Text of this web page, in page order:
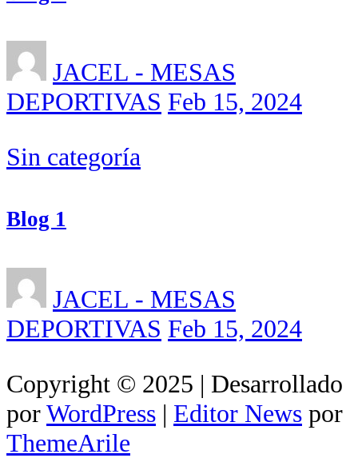
JACEL - MESAS
DEPORTIVAS Feb 15, 2024
Sin categoría
Blog 1
JACEL - MESAS
DEPORTIVAS Feb 15, 2024
Copyright © 2025 | Desarrollado
porWordPress | Editor News por
ThemeArile